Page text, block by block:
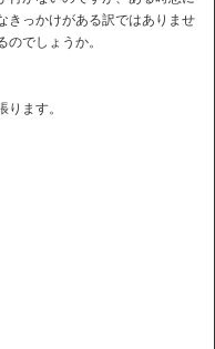
きっかけがある訳ではありませ
でしょうか。
ます。